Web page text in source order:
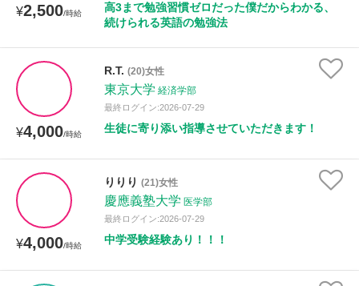
¥2,500/時給
高3まで勉強習慣ゼロだった僕だからわかる、
続けられる英語の勉強法
¥4,000/時給
R.T. (20)女性
東京大学 経済学部
最終ログイン:2026-07-29
生徒に寄り添い指導させていただきます！
¥4,000/時給
りりり (21)女性
慶應義塾大学 医学部
最終ログイン:2026-07-29
中学受験経験あり！！！
距離：15km以内
年齢：18-101歳
性別